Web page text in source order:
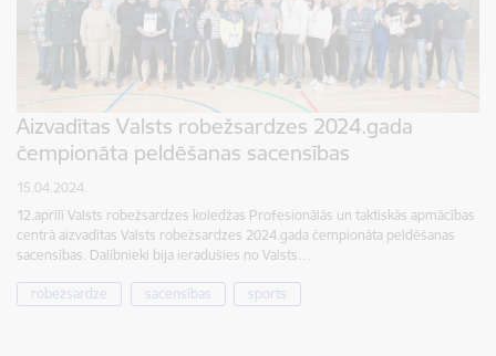
Aizvadītas Valsts robežsardzes 2024.gada
čempionāta peldēšanas sacensības
15.04.2024.
12.aprīlī Valsts robežsardzes koledžas Profesionālās un taktiskās apmācības
centrā aizvadītas Valsts robežsardzes 2024.gada čempionāta peldēšanas
sacensības. Dalībnieki bija ieradušies no Valsts…
robežsardze sacensības sports